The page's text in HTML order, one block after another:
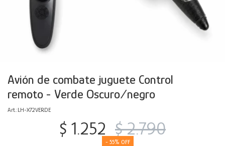
Avión de combate juguete Control
remoto - Verde Oscuro/negro
LH-X72VERDE
$ 1.252 $ 2.790
55
Mesas
Calefactores
Acolchados y Frazadas
Fundas
Decoración
Accesorios para el hogar
Accesorios
Muebles Infantiles